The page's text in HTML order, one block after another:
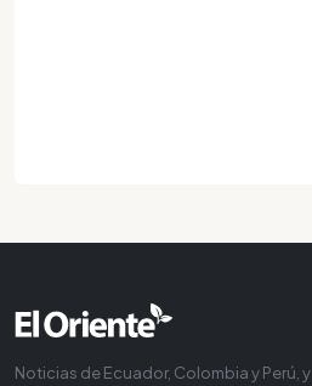
Noticias de Ecuador, Colombia y Perú, y